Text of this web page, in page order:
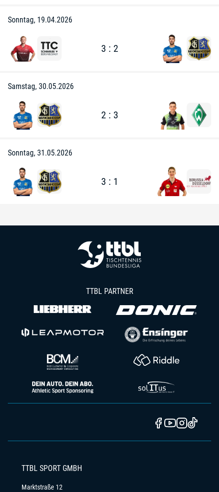
Sonntag, 19.04.2026
3 : 2
Samstag, 30.05.2026
2 : 3
Sonntag, 31.05.2026
3 : 1
TTBL PARTNER
TTBL SPORT GMBH
Marktstraße 12